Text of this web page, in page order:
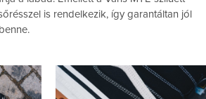
is rendelkezik, így garantáltan jól